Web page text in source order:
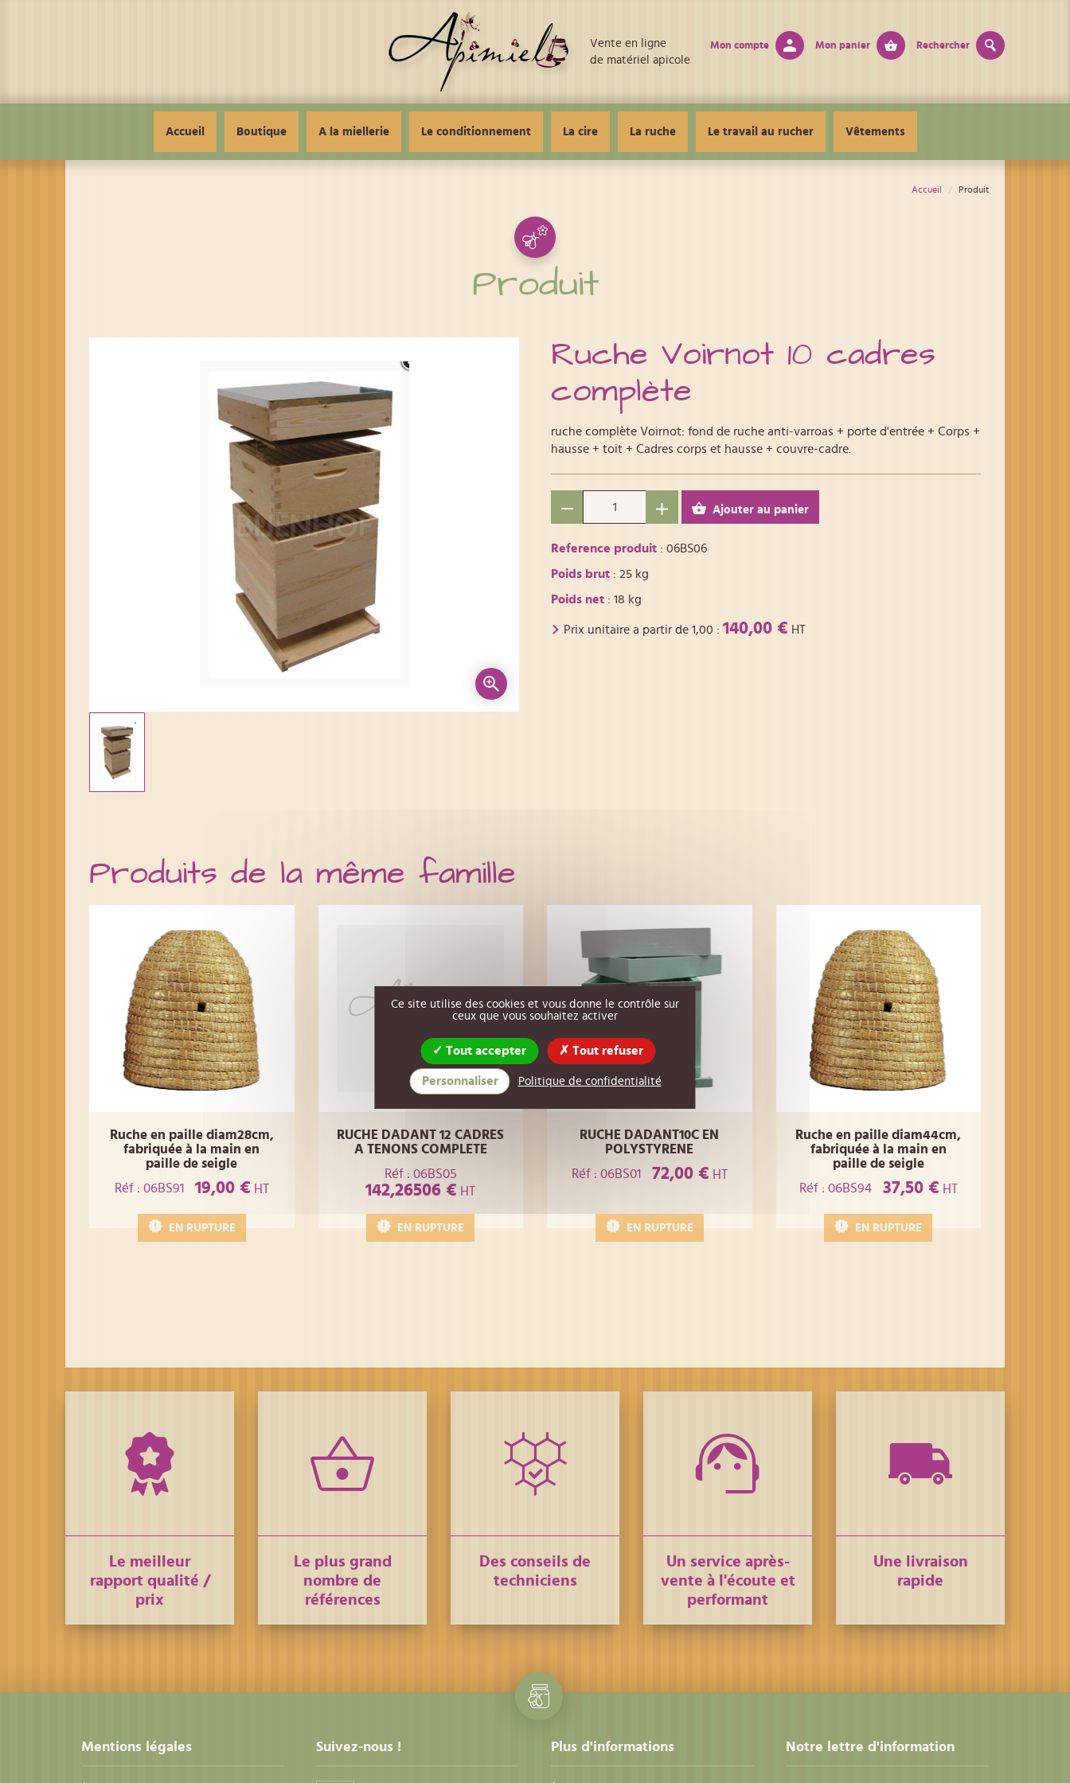
Accueil Produit
Produit
Ruche Voirnot 10 cadres
complète
ruche complète Voirnot: fond de ruche anti-varroas + porte d'entrée + Corps +
hausse + toit + Cadres corps et hausse + couvre-cadre.
Ajouter au panier
Reference produit : 06BS06
Poids brut : 25 kg
Poids net : 18 kg
Prix unitaire a partir de 1,00 : 140,00 € HT
Produits de la même famille
Ruche en paille diam28cm,
fabriquée à la main en
paille de seigle
Réf : 06BS91
19,00 € HT
EN RUPTURE
RUCHE DADANT 12 CADRES
A TENONS COMPLETE
Réf : 06BS05
142,26506 € HT
EN RUPTURE
RUCHE DADANT10C EN
POLYSTYRENE
Réf : 06BS01
72,00 € HT
EN RUPTURE
Ruche en paille diam44cm,
fabriquée à la main en
paille de seigle
Réf : 06BS94
37,50 € HT
EN RUPTURE
Vente en ligne
de matériel apicole
Mon compte Mon panier Rechercher
Le meilleur
rapport qualité /
prix
Le plus grand
nombre de
références
Des conseils de
techniciens
Un service après-
vente à l'écoute et
performant
Une livraison
rapide
Mentions légales Suivez-nous ! Plus d'informations Notre lettre d'information
Accueil Boutique A la miellerie Le conditionnement La cire La ruche Le travail au rucher Vêtements
Ce site utilise des cookies et vous donne le contrôle sur
ceux que vous souhaitez activer
Tout accepter Tout refuser
Personnaliser Politique de confidentialité